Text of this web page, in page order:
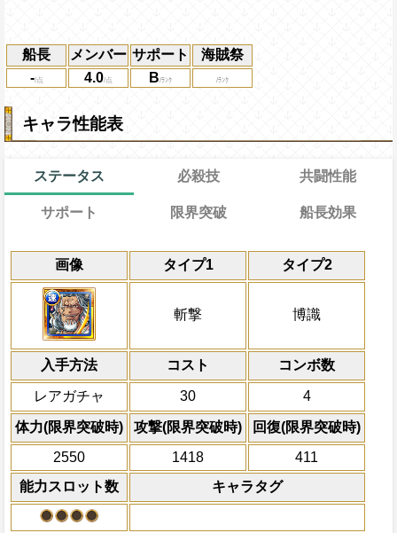
船長 メンバー サポート
海賊祭
-
4.0 B
キャラ性能表
ステータス
画像 タイプ1 タイプ2
斬撃 博識
入手方法 コスト コンボ数
レアガチャ 30 4
体力(限界突破時) 攻撃(限界突破時)
回復(限界突破時)
2550
1418
411
能力スロット数
キャラタグ
必殺技
通常 17→11ターン
限界突破
通常時
[お邪魔]を含む全てのスロットを
共闘性能
共闘性能
船長効果
冒険開始時の必殺タ
キャラの攻撃を
にし、他の属性キャ
必殺技
ターン数：8
敵1体のHPを25%減
体力の上限を無視し
×30倍の全プレイヤー
(最大体力の2倍上限
えている時、体力満
になる)、全プレイヤ
果無効を2ターン回復
サポート
効果
自分の基礎ステータスの7%をサポート対
ステータスに上乗せする
モンキーDルフィ
限界突破
力
習得する効果
自分は[力] 有利扱い
自分のスロット封じを5ターン回復す
ダメージを受けた次のターン、自分
+200される/被ダメージ量上昇状態を
船長効果
通常時
速属性の攻撃を2.5倍、体力を1.2倍、
降同属性の攻撃が3倍になる